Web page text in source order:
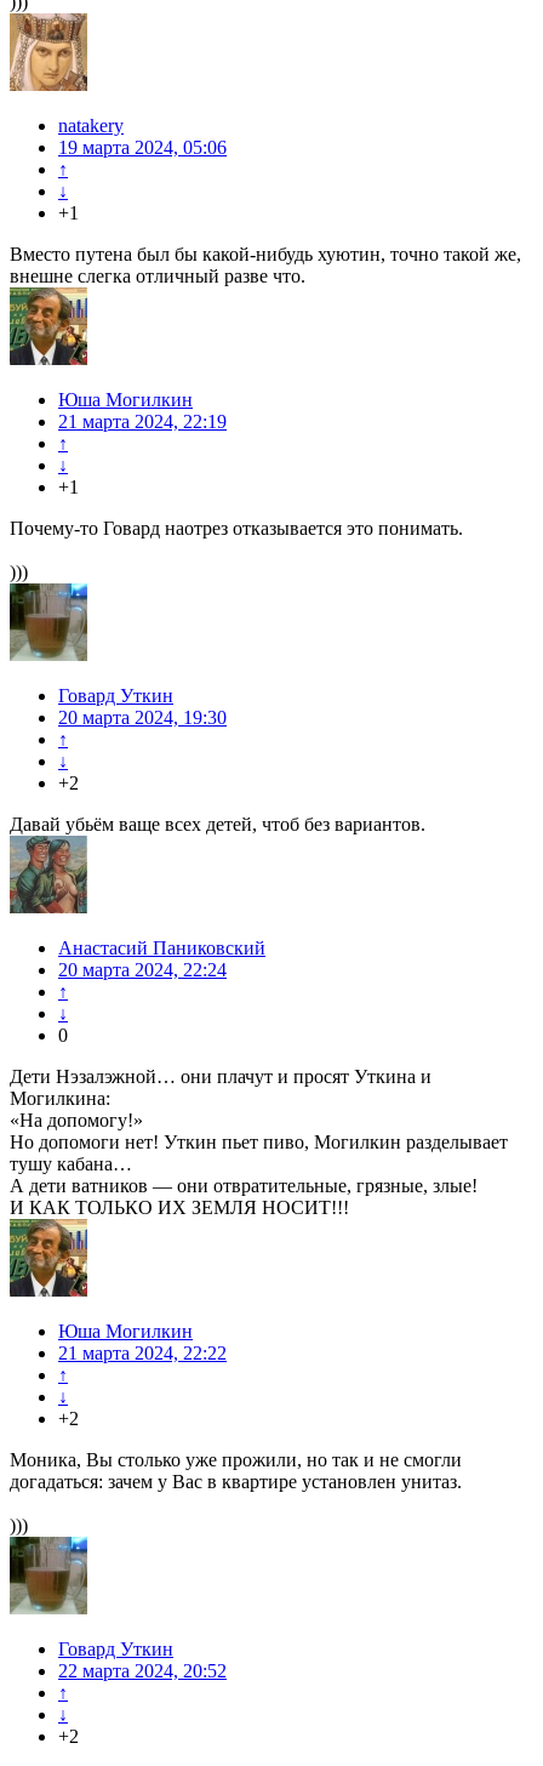
natakery
19 марта 2024, 05:06
↑
↓
+1
Вместо путена был бы какой-нибудь хуютин, точно такой же,
внешне слегка отличный разве что.
Юша Могилкин
21 марта 2024, 22:19
↑
↓
+1
Почему-то Говард наотрез отказывается это понимать.
)))
Говард Уткин
20 марта 2024, 19:30
↑
↓
+2
Давай убьём ваще всех детей, чтоб без вариантов.
Анастасий Паниковский
20 марта 2024, 22:24
↑
↓
0
Дети Нэзалэжной… они плачут и просят Уткина и
Могилкина:
«На допомогу!»
Но допомоги нет! Уткин пьет пиво, Могилкин разделывает
тушу кабана…
А дети ватников — они отвратительные, грязные, злые!
И КАК ТОЛЬКО ИХ ЗЕМЛЯ НОСИТ!!!
Юша Могилкин
21 марта 2024, 22:22
↑
↓
+2
Моника, Вы столько уже прожили, но так и не смогли
догадаться: зачем у Вас в квартире установлен унитаз.
)))
Говард Уткин
22 марта 2024, 20:52
↑
↓
+2